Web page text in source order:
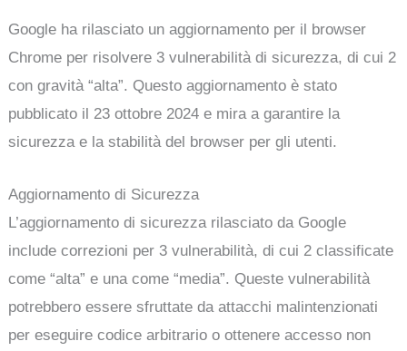
Google ha rilasciato un aggiornamento per il browser
Chrome per risolvere 3 vulnerabilità di sicurezza, di cui 2
con gravità “alta”. Questo aggiornamento è stato
pubblicato il 23 ottobre 2024 e mira a garantire la
sicurezza e la stabilità del browser per gli utenti.
Aggiornamento di Sicurezza
L’aggiornamento di sicurezza rilasciato da Google
include correzioni per 3 vulnerabilità, di cui 2 classificate
come “alta” e una come “media”. Queste vulnerabilità
potrebbero essere sfruttate da attacchi malintenzionati
per eseguire codice arbitrario o ottenere accesso non